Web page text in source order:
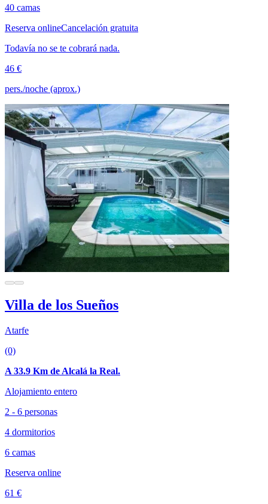
40 camas
Reserva onlineCancelación gratuita
Todavía no se te cobrará nada.
46 €
pers./noche (aprox.)
Villa de los Sueños
Atarfe
(0)
A 33.9 Km de Alcalá la Real.
Alojamiento entero
2 - 6 personas
4 dormitorios
6 camas
Reserva online
61 €